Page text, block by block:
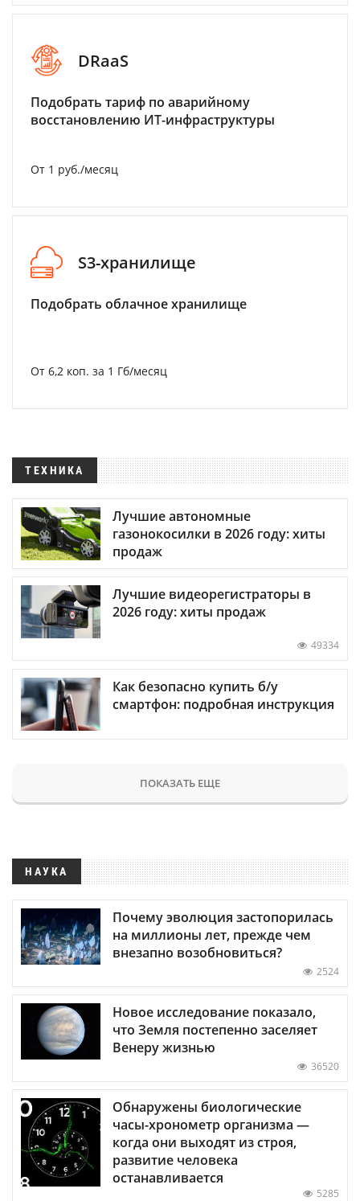
DRaaS
Подобрать тариф по аварийному
восстановлению ИТ-инфраструктуры
От 1 руб./месяц
S3-хранилище
Подобрать облачное хранилище
От 6,2 коп. за 1 Гб/месяц
ТЕХНИКА
Лучшие автономные
газонокосилки в 2026 году: хиты
продаж
Лучшие видеорегистраторы в
2026 году: хиты продаж
49334
Как безопасно купить б/у
смартфон: подробная инструкция
ПОКАЗАТЬ ЕЩЕ
НАУКА
Почему эволюция застопорилась
на миллионы лет, прежде чем
внезапно возобновиться?
2524
Новое исследование показало,
что Земля постепенно заселяет
Венеру жизнью
36520
Обнаружены биологические
часы-хронометр организма —
когда они выходят из строя,
развитие человека
останавливается
5285